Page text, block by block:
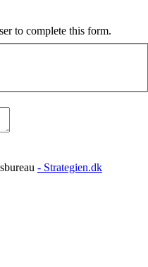
to complete this form.
- Strategien.dk